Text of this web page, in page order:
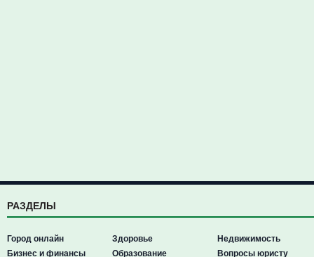
РАЗДЕЛЫ
Город онлайн
Бизнес и финансы
Здоровье
Образование
Недвижимость
Вопросы юристу